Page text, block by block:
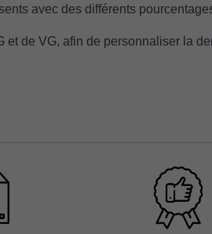
avec des différents
et de VG, afin de personnaliser la